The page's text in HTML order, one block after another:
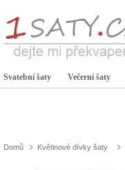
Svatební šaty Večerní šaty
Domů Květinové dívky šaty